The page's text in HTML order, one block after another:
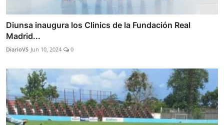
Diunsa inaugura los Clinics de la Fundación Real
Madrid...
DiarioVS Jun 10, 2024 0